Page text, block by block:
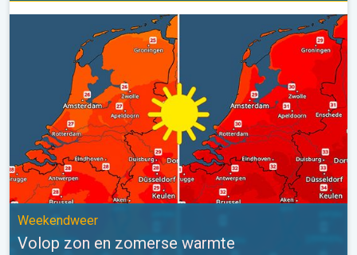
Volop zon en zomerse warmte. Weekendweer. . .
Weekendweer
Volop zon en zomerse warmte